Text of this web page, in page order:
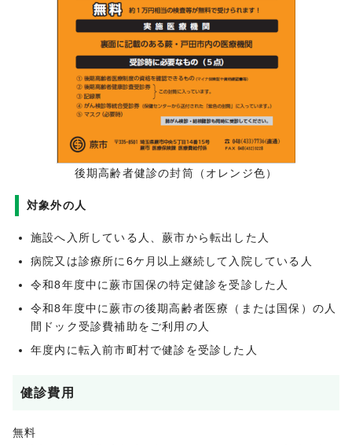
後期高齢者健診の封筒（オレンジ色）
対象外の人
施設へ入所している人、蕨市から転出した人
病院又は診療所に6ケ月以上継続して入院している人
令和8年度中に蕨市国保の特定健診を受診した人
令和8年度中に蕨市の後期高齢者医療（または国保）の人
間ドック受診費補助をご利用の人
年度内に転入前市町村で健診を受診した人
健診費用
無料